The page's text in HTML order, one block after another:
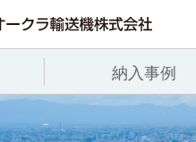
製品情報
納入事例
納入事例
会社情報